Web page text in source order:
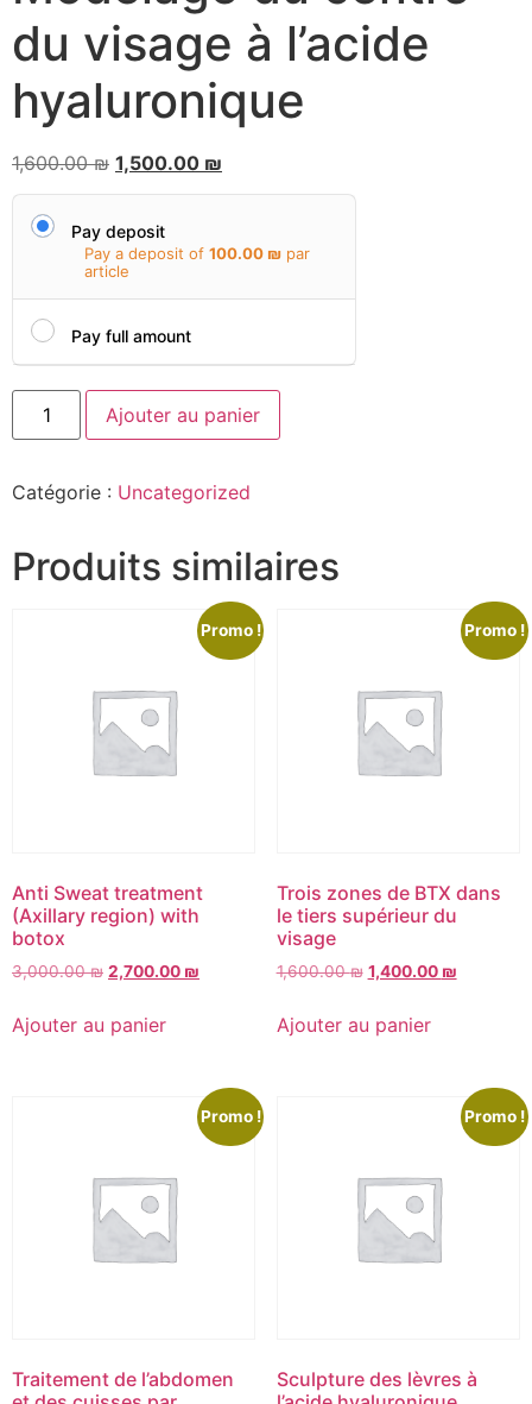
du visage à l’acide
hyaluronique
1,600.00₪ 1,500.00 ₪
Pay deposit
Pay a deposit of 100.00 ₪ par
article
Pay full amount
Ajouter au panier
Catégorie : Uncategorized
Produits similaires
Promo !
Anti Sweat treatment
(Axillary region) with
botox
3,000.00₪ 2,700.00 ₪
Ajouter au panier
Promo !
Trois zones de BTX dans
le tiers supérieur du
visage
1,600.00₪ 1,400.00 ₪
Ajouter au panier
Promo !
Traitement de l’abdomen
Promo !
Sculpture des lèvres à